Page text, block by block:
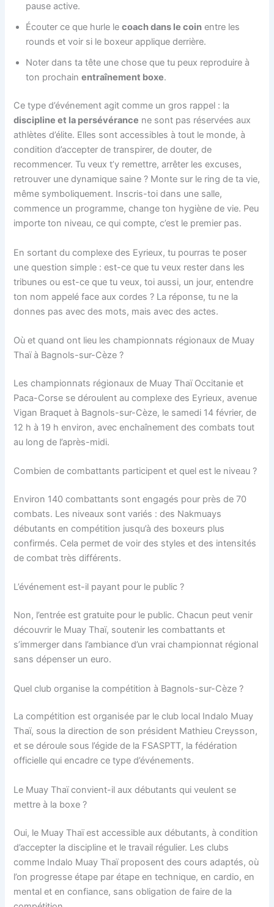
pause active.
Écouter ce que hurle lecoach dans le coin entre les
rounds et voir si le boxeur applique derrière.
Noter dans ta tête une chose que tu peux reproduire à
ton prochainentraînement boxe.
Ce type d’événement agit comme un gros rappel : la
discipline et la persévérance ne sont pas réservées aux
athlètes d’élite. Elles sont accessibles à tout le monde, à
condition d’accepter de transpirer, de douter, de
recommencer. Tu veux t’y remettre, arrêter les excuses,
retrouver une dynamique saine ? Monte sur le ring de ta vie,
même symboliquement. Inscris-toi dans une salle,
commence un programme, change ton hygiène de vie. Peu
importe ton niveau, ce qui compte, c’est le premier pas.
En sortant du complexe des Eyrieux, tu pourras te poser
une question simple : est-ce que tu veux rester dans les
tribunes ou est-ce que tu veux, toi aussi, un jour, entendre
ton nom appelé face aux cordes ? La réponse, tu ne la
donnes pas avec des mots, mais avec des actes.
Où et quand ont lieu les championnats régionaux de Muay
Thaï à Bagnols-sur-Cèze ?
Les championnats régionaux de Muay Thaï Occitanie et
Paca-Corse se déroulent au complexe des Eyrieux, avenue
Vigan Braquet à Bagnols-sur-Cèze, le samedi 14 février, de
12 h à 19 h environ, avec enchaînement des combats tout
au long de l’après-midi.
Combien de combattants participent et quel est le niveau ?
Environ 140 combattants sont engagés pour près de 70
combats. Les niveaux sont variés : des Nakmuays
débutants en compétition jusqu’à des boxeurs plus
confirmés. Cela permet de voir des styles et des intensités
de combat très différents.
L’événement est-il payant pour le public ?
Non, l’entrée est gratuite pour le public. Chacun peut venir
découvrir le Muay Thaï, soutenir les combattants et
s’immerger dans l’ambiance d’un vrai championnat régional
sans dépenser un euro.
Quel club organise la compétition à Bagnols-sur-Cèze ?
La compétition est organisée par le club local Indalo Muay
Thaï, sous la direction de son président Mathieu Creysson,
et se déroule sous l’égide de la FSASPTT, la fédération
officielle qui encadre ce type d’événements.
Le Muay Thaï convient-il aux débutants qui veulent se
mettre à la boxe ?
Oui, le Muay Thaï est accessible aux débutants, à condition
d’accepter la discipline et le travail régulier. Les clubs
comme Indalo Muay Thaï proposent des cours adaptés, où
l’on progresse étape par étape en technique, en cardio, en
mental et en confiance, sans obligation de faire de la